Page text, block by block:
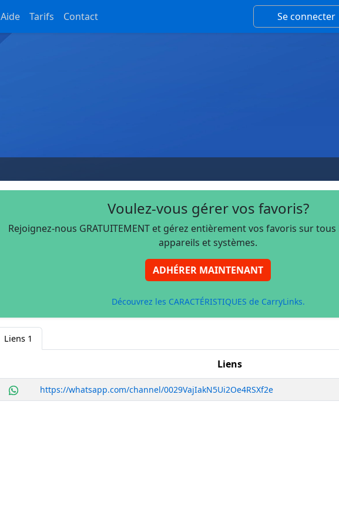
Aide Tarifs Contact Se connecter
Voulez-vous gérer vos favoris?
Rejoignez-nous GRATUITEMENT et gérez entièrement vos favoris sur
appareils et systèmes.
ADHÉRER MAINTENANT
Découvrez les CARACTÉRISTIQUES de CarryLinks.
Liens 1
Liens
https://whatsapp.com/channel/0029VajIakN5Ui2Oe4RSXf2e